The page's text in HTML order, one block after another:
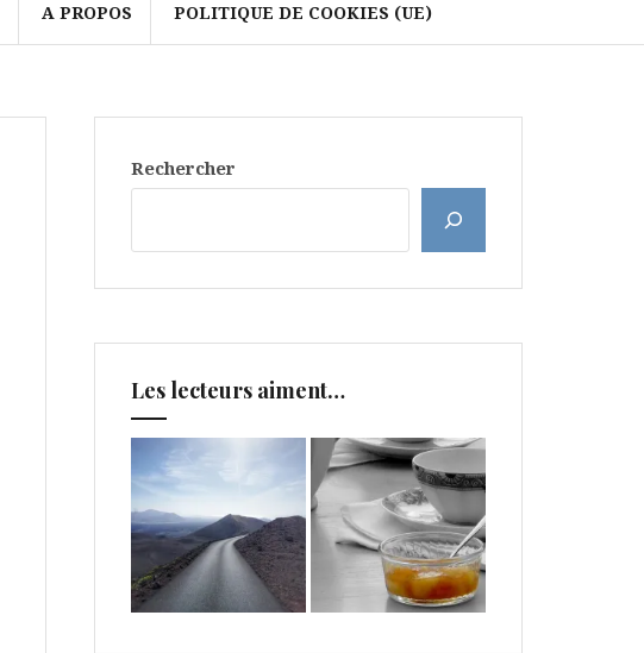
A PROPOS POLITIQUE DE COOKIES (UE)
Rechercher
Les lecteurs aiment…